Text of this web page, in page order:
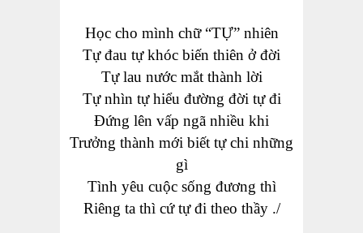
Học cho mình chữ “TỰ” nhiên
Tự đau tự khóc biến thiên ở đời
Tự lau nước mắt thành lời
Tự nhìn tự hiểu đường đời tự đi
Đứng lên vấp ngã nhiều khi
Trưởng thành mới biết tự chi những
gì
Tình yêu cuộc sống đương thì
Riêng ta thì cứ tự đi theo thầy ./